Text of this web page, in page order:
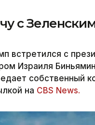
с
встретился с
Израиля
собственный
на CBS News.